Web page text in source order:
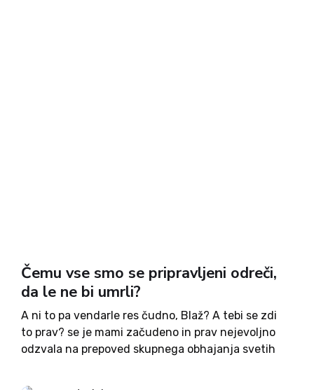
Čemu vse smo se pripravljeni odreči,
da le ne bi umrli?
A ni to pa vendarle res čudno, Blaž? A tebi se zdi
to prav? se je mami začudeno in prav nejevoljno
odzvala na prepoved skupnega obhajanja svetih
Pač, to je zdaj...